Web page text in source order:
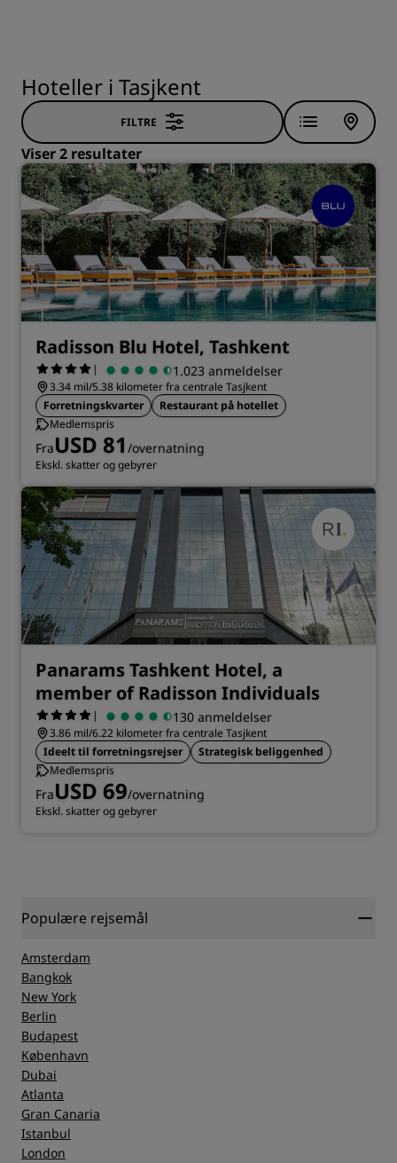
Hoteller i Tasjkent
FILTRE
Viser 2 resultater
Radisson Blu Hotel, Tashkent
| 1.023 anmeldelser
3.34 mil/5.38 kilometer fra centrale Tasjkent
Forretningskvarter
Restaurant på hotellet
Medlemspris
FraUSD 81 /overnatning
Ekskl. skatter og gebyrer
Panarams Tashkent Hotel, a
member of Radisson Individuals
| 130 anmeldelser
3.86 mil/6.22 kilometer fra centrale Tasjkent
Ideelt til forretningsrejser
Strategisk beliggenhed
Medlemspris
FraUSD 69/overnatning
Ekskl. skatter og gebyrer
Populære rejsemål
Amsterdam
Bangkok
New York
Berlin
Budapest
København
Dubai
Atlanta
Gran Canaria
Istanbul
London